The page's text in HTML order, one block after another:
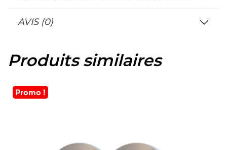
AVIS (0)
Produits similaires
Promo !